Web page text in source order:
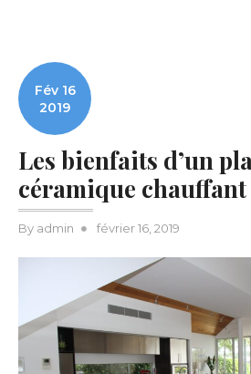
Fév 16
2019
Les bienfaits d’un
céramique chauffant
By admin
Posted
février 16, 2019